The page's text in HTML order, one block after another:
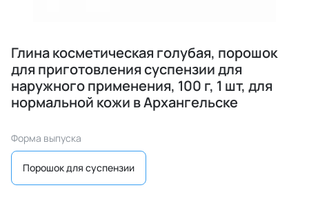
Глина косметическая голубая, порошок
для приготовления суспензии для
наружного применения, 100 г, 1 шт, для
нормальной кожи в Архангельске
Форма выпуска
Порошок для суспензии